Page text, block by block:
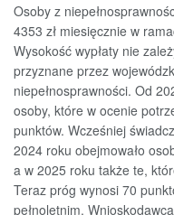
Osoby z
4353 zł miesięcznie w
Wysokość wypłaty nie
przyznane przez
niepełnosprawności. Od
osoby, które w ocenie
punktów. Wcześniej
2024 roku obejmowało
a w 2025 roku także te,
Teraz próg wynosi 70
pełnoletnim.